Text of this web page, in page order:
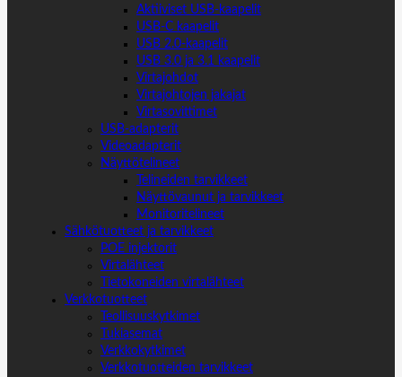
Aktiiviset USB-kaapelit
USB-C kaapelit
USB 2.0-kaapelit
USB 3.0 ja 3.1 kaapelit
Virtajohdot
Virtajohtojen jakajat
Virtasovittimet
USB-adapterit
Videoadapterit
Näyttötelineet
Telineiden tarvikkeet
Näyttövaunut ja tarvikkeet
Monitoritelineet
Sähkötuotteet ja tarvikkeet
POE injektorit
Virtalähteet
Tietokoneiden virtalähteet
Verkkotuotteet
Teollisuuskytkimet
Tukiasemat
Verkkokytkimet
Verkkotuotteiden tarvikkeet